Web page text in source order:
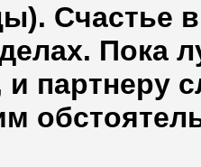
Счастье
Пока
партнеру